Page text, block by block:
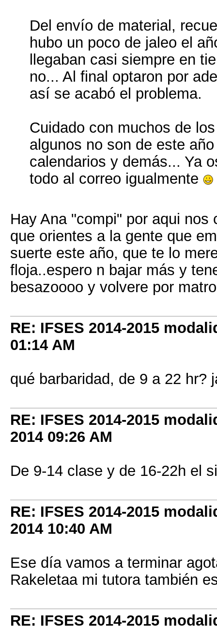
Del envío de material,
hubo un poco de jaleo el
llegaban casi siempre en
no... Al final optaron por
así se acabó el problema.
Cuidado con muchos de
algunos no son de este
calendarios y demás... Ya
todo al correo igualmente
Hay Ana "compi" por aqui
que orientes a la gente que
suerte este año, que te lo
floja..espero n bajar más y
besazoooo y volvere por
RE: IFSES 2014-2015
01:14 AM
qué barbaridad, de 9 a 22 hr?
RE: IFSES 2014-2015
2014 09:26 AM
De 9-14 clase y de 16-22h el
RE: IFSES 2014-2015
2014 10:40 AM
Ese día vamos a terminar
Rakeletaa mi tutora también
RE: IFSES 2014-2015